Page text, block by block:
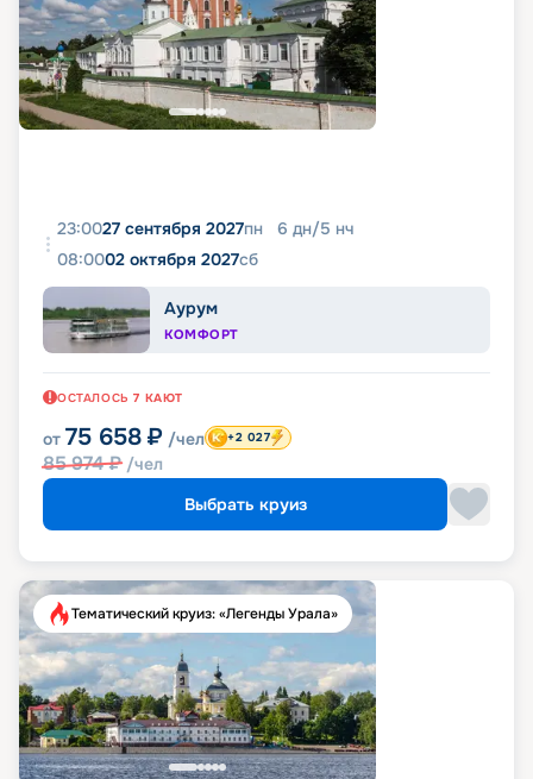
23:0027 сентября 2027пн 6 дн/5 нч
08:0002 октября 2027сб
Аурум
КОМФОРТ
ОСТАЛОСЬ 7 КАЮТ
от 75 658 ₽ /чел
85 974₽ /чел
+2 027
Выбрать круиз
Тематический круиз: «Легенды Урала»